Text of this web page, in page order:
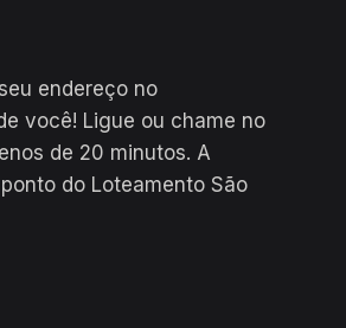
endereço no
você! Ligue ou chame no
de 20 minutos. A
do Loteamento São